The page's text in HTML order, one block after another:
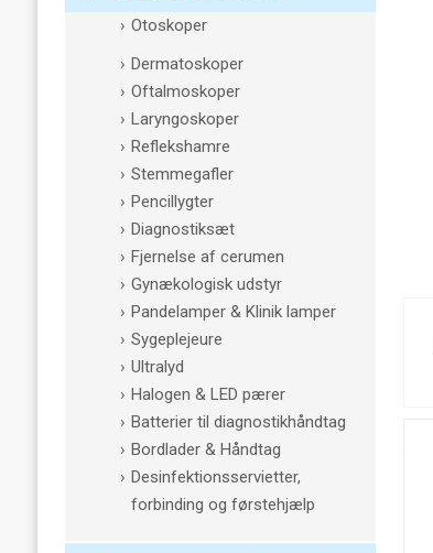
Otoskoper
Dermatoskoper
Oftalmoskoper
Laryngoskoper
Reflekshamre
Stemmegafler
Pencillygter
Diagnostiksæt
Fjernelse af cerumen
Gynækologisk udstyr
Pandelamper & Klinik lamper
Sygeplejeure
Ultralyd
Halogen & LED pærer
Batterier til diagnostikhåndtag
Bordlader & Håndtag
Desinfektionsservietter,
forbinding og førstehjælp